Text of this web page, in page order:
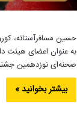
حسین مسافرآستانه،
به عنوان اعضای هیئت
صحنه‌ای نوزدهمین
بیشتر بخوانید »